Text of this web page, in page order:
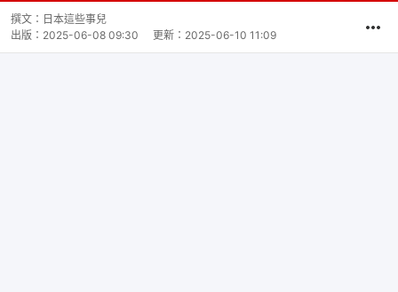
撰文： 日本這些事兒
出版： 2025-06-08 09:30 更新： 2025-06-10 11:09